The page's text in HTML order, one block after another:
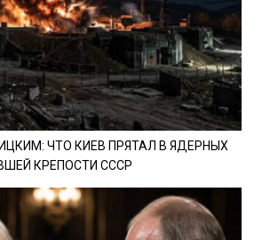
ЧТО КИЕВ ПРЯТАЛ В ЯДЕРНЫХ
КРЕПОСТИ СССР